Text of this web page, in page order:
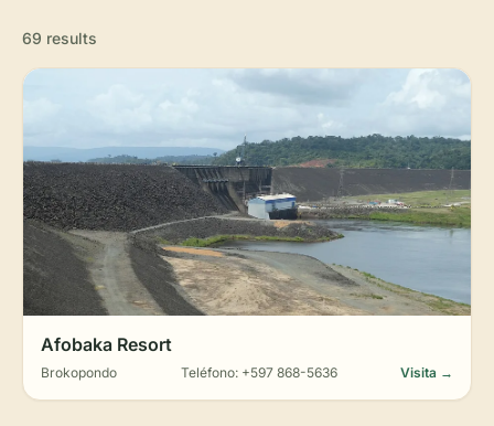
69 results
Afobaka Resort
Brokopondo Teléfono: +597 868-5636 Visita →